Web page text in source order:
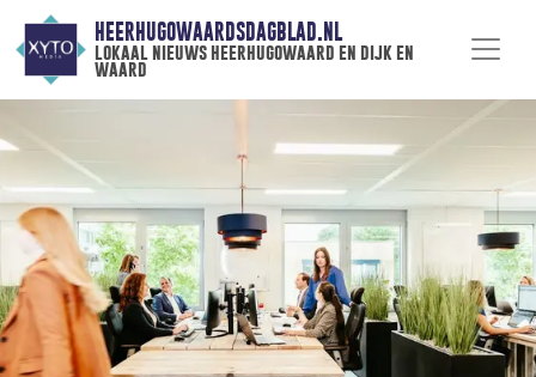
HEERHUGOWAARDSDAGBLAD.NL
lokaal nieuws heerhugowaard en dijk en
waard